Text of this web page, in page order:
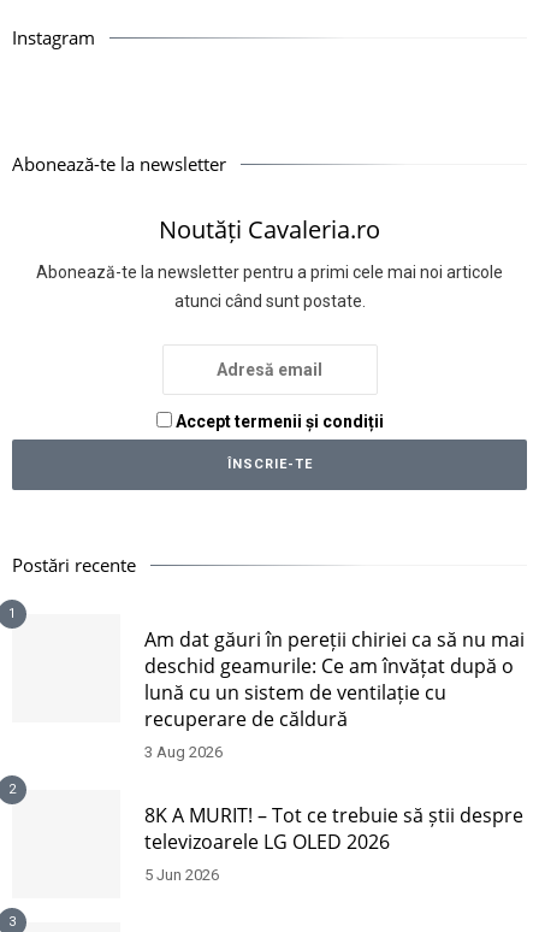
Instagram
Abonează-te la newsletter
Noutăți Cavaleria.ro
Abonează-te la newsletter pentru a primi cele mai noi articole
atunci când sunt postate.
Accept termenii și condiții
Postări recente
1
Am dat găuri în pereții chiriei ca să nu mai
deschid geamurile: Ce am învățat după o
lună cu un sistem de ventilație cu
recuperare de căldură
3 Aug 2026
2
8K A MURIT! – Tot ce trebuie să știi despre
televizoarele LG OLED 2026
5 Jun 2026
3